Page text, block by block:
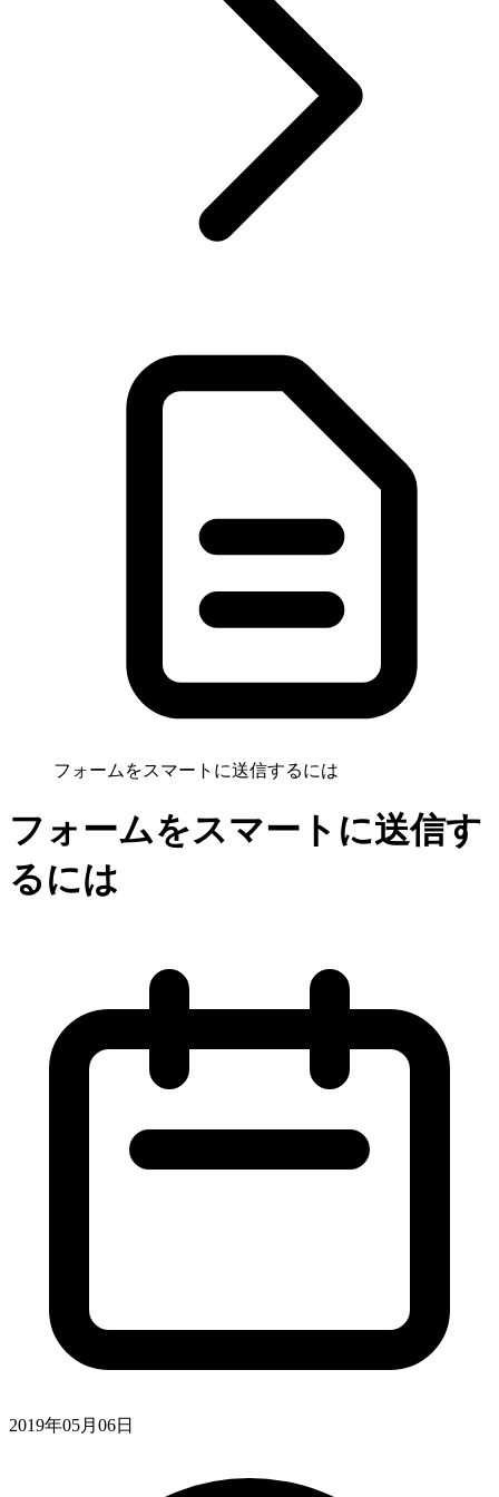
フォームをスマートに送信するには
フォームをスマートに送信す
るには
2019年05月06日